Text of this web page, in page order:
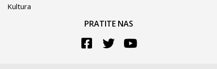
Kultura
PRATITE NAS